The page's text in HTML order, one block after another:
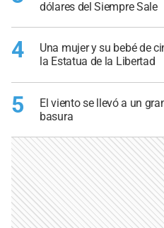
dólares del Siempre Sale
4
Una mujer y su bebé de
la Estatua de la Libertad
5
El viento se llevó a un
basura